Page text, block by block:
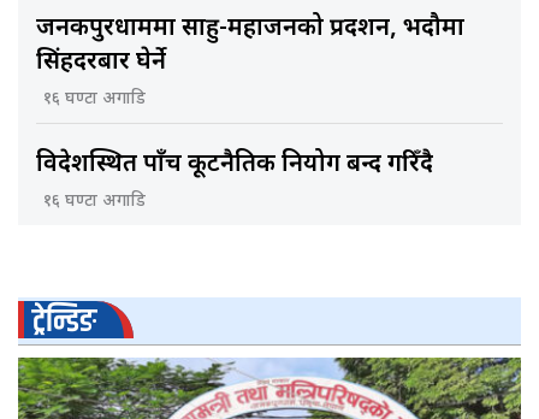
जनकपुरधाममा साहु-महाजनको प्रदर्शन, भदौमा
सिंहदरबार घेर्ने
१६ घण्टा अगाडि
विदेशस्थित पाँच कूटनैतिक नियोग बन्द गरिँदै
१६ घण्टा अगाडि
ट्रेन्डिङ